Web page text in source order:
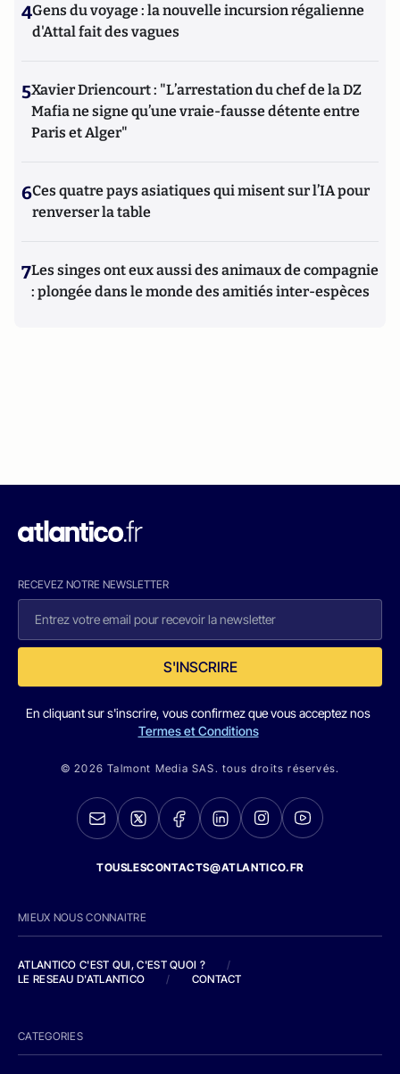
4Gens du voyage : la nouvelle incursion régalienne
d'Attal fait des vagues
5Xavier Driencourt : "L’arrestation du chef de la DZ
Mafia ne signe qu’une vraie-fausse détente entre
Paris et Alger"
6Ces quatre pays asiatiques qui misent sur l’IA pour
renverser la table
7Les singes ont eux aussi des animaux de compagnie
: plongée dans le monde des amitiés inter-espèces
RECEVEZ NOTRE NEWSLETTER
S'INSCRIRE
En cliquant sur s'inscrire, vous confirmez que vous acceptez nos
Termes et Conditions
© 2026 Talmont Media SAS. tous droits réservés.
TOUSLESCONTACTS@ATLANTICO.FR
MIEUX NOUS CONNAITRE
ATLANTICO C'EST QUI, C'EST QUOI ?
/
LE RESEAU D'ATLANTICO
/ CONTACT
CATEGORIES